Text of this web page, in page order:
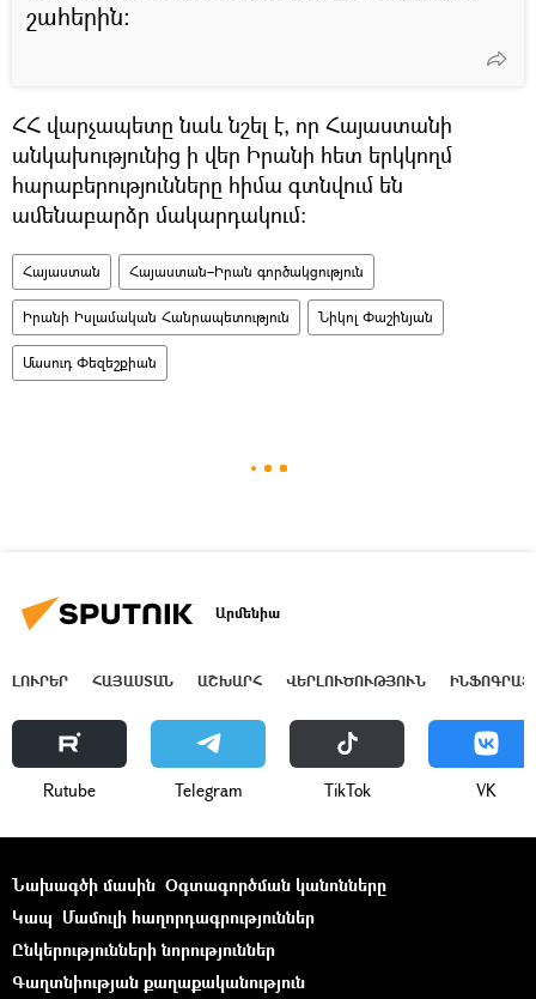
շահերին։
ՀՀ վարչապետը նաև նշել է, որ Հայաստանի
անկախությունից ի վեր Իրանի հետ երկկողմ
հարաբերությունները հիմա գտնվում են
ամենաբարձր մակարդակում։
Հայաստան Հայաստան–Իրան գործակցություն
Իրանի Իսլամական Հանրապետություն Նիկոլ Փաշինյան
Մասուդ Փեզեշքիան
Արմենիա
ԼՈՒՐԵՐ ՀԱՅԱՍՏԱՆ ԱՇԽԱՐՀ ՎԵՐԼՈՒԾՈՒԹՅՈՒՆ
Rutube Telegram ТikТоk VK
Նախագծի մասին Օգտագործման կանոնները
Կապ Մամուլի հաղորդագրություններ
Ընկերությունների նորություններ
Գաղտնիության քաղաքականություն